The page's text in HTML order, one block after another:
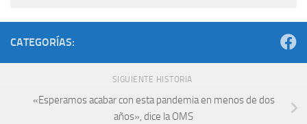
CATEGORÍAS:
SIGUIENTE HISTORIA
«Esperamos acabar con esta pandemia en menos de dos
años», dice la OMS